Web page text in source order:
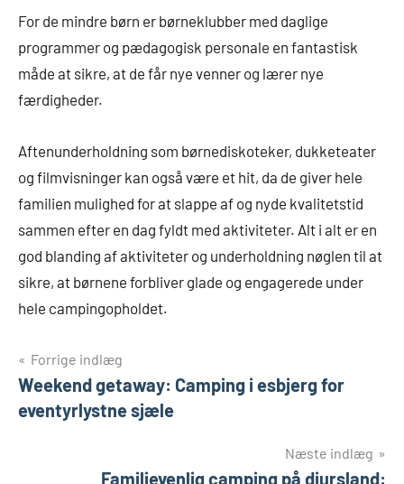
For de mindre børn er børneklubber med daglige
programmer og pædagogisk personale en fantastisk
måde at sikre, at de får nye venner og lærer nye
færdigheder.
Aftenunderholdning som børnediskoteker, dukketeater
og filmvisninger kan også være et hit, da de giver hele
familien mulighed for at slappe af og nyde kvalitetstid
sammen efter en dag fyldt med aktiviteter. Alt i alt er en
god blanding af aktiviteter og underholdning nøglen til at
sikre, at børnene forbliver glade og engagerede under
hele campingopholdet.
Indlægsnavigation
Forrige indlæg
Weekend getaway: Camping i esbjerg for
eventyrlystne sjæle
Næste indlæg
Familievenlig camping på djursland: